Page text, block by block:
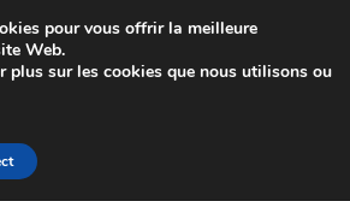
à partir de 7 EUR
vendredi de 9 h à 16 h
pour vous offrir la meilleure
Web.
plus sur les cookies que nous utilisons ou